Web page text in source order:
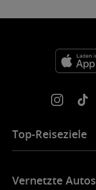
Top-Reiseziele
eSIM für Europa
Vernetzte Autos